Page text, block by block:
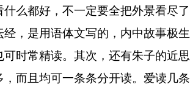
什么都好，不一定要全把外景看尽
经，是用语体文写的，内中故事极
可时常精读。其次，还有朱子的近
，而且均可一条条分开读。爱读几